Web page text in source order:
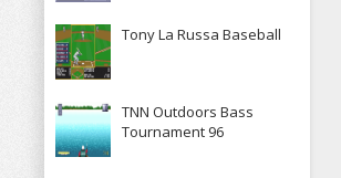
Tony La Russa Baseball
TNN Outdoors Bass
Tournament 96